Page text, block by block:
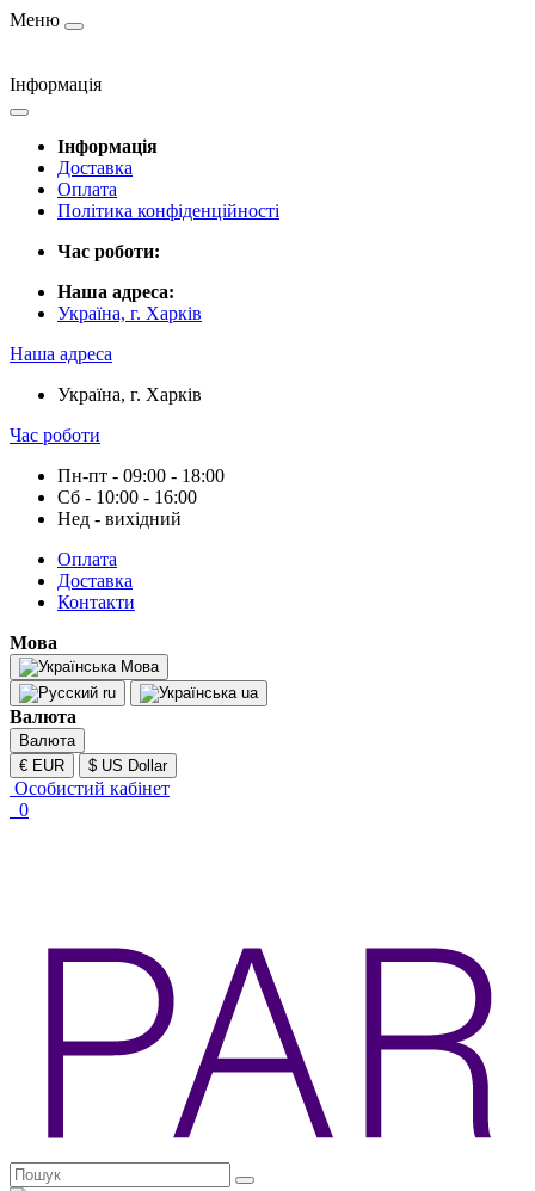
Меню
Інформація
Інформація
Доставка
Оплата
Політика конфіденційності
Час роботи:
Наша адреса:
Україна, г. Харків
Наша адреса
Україна, г. Харків
Час роботи
Пн-пт - 09:00 - 18:00
Сб - 10:00 - 16:00
Нед - вихідний
Оплата
Доставка
Контакти
Мова
Мова
ru
ua
Валюта
Валюта
€ EUR
$ US Dollar
Особистий кабінет
0